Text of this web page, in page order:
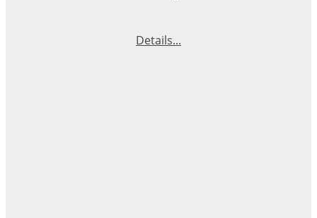
Details...